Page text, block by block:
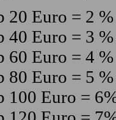
20 Euro = 2
40 Euro = 3
60 Euro = 4
80 Euro = 5
100 Euro =